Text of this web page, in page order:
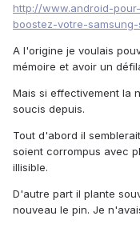
http://www.android-
boostez-votre-
A l'origine je voulais
mémoire et avoir un
Mais si effectivement la
soucis depuis.
Tout d'abord il
soient corrompus avec
illisible.
D'autre part il plante
nouveau le pin. Je